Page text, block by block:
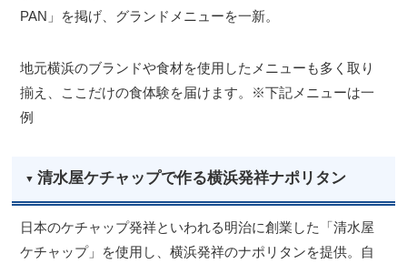
PAN」を掲げ、グランドメニューを一新。
地元横浜のブランドや食材を使用したメニューも多く取り
揃え、ここだけの食体験を届けます。※下記メニューは一
例
清水屋ケチャップで作る横浜発祥ナポリタン
日本のケチャップ発祥といわれる明治に創業した「清水屋
ケチャップ」を使用し、横浜発祥のナポリタンを提供。自